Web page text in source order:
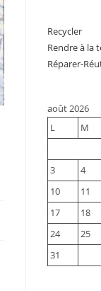
Recycler
Rendre à la
Réparer-
août 2026
L
M
3
4
10
11
17
18
24
25
31